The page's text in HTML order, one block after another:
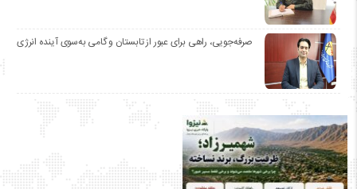
صرفه‌جویی، راهی برای عبور از تابستان و گامی به‌سوی آینده انرژی